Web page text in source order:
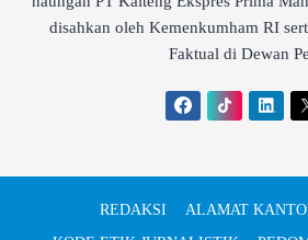
disahkan oleh Kemenkumham RI
Faktual di Dewan
REDAKSI
ALAMAT